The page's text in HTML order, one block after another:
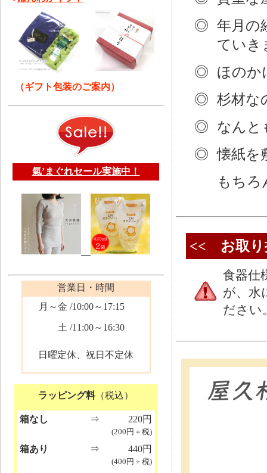
（ギフト包装のご案内）
氣’まぐれセール実施中！
営業日・時間
月～金 /10:00～17:15
土 /11:00～16:30
日曜定休、祝日不定休
ラッピング料（税込）
箱なし ⇒ 220円
(200円＋税)
箱あり ⇒ 440円
(400円＋税)
◎ 年月の
ていき
◎
ほのか
◎ 杉材な
◎
なん
◎ 懐紙を
もちろ
<< お取り
食器仕
が、水
ださい